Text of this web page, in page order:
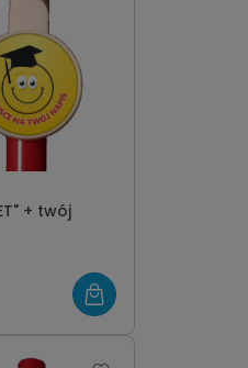
+ twój